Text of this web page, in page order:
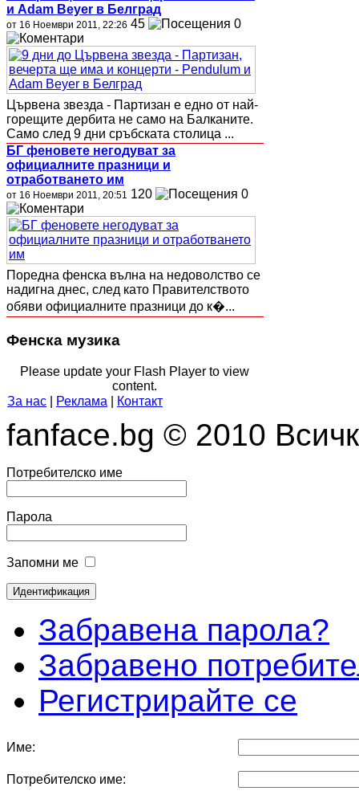
и Adam Beyer в Белград
от 16 Ноември 2011, 22:26 45 0
Цървена звезда - Партизан е едно от най-
горещите дербита не само на Балканите.
Само след 9 дни сръбската столица ...
БГ феновете негодуват за
официалните празници и
отработването им
от 16 Ноември 2011, 20:51 120 0
Поредна фенска вълна на недоволство се
надигна днес, след като Правителството
обяви официалните празници до к�...
Фенска музика
Please update your Flash Player to view
content.
За нас
Реклама Контакт
fanface.bg © 2010
Потребителско име
Парола
Запомни ме
Забравена парола?
Забравено
Регистрирайте се
Име:
Потребителско име: